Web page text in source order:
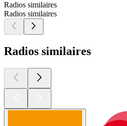
Radios similaires
Radios similaires
Radios similaires